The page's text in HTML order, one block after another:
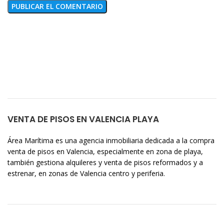
VENTA DE PISOS EN VALENCIA PLAYA
Área Marítima es una agencia inmobiliaria dedicada a la compra
venta de pisos en Valencia, especialmente en zona de playa,
también gestiona alquileres y venta de pisos reformados y a
estrenar, en zonas de Valencia centro y periferia.